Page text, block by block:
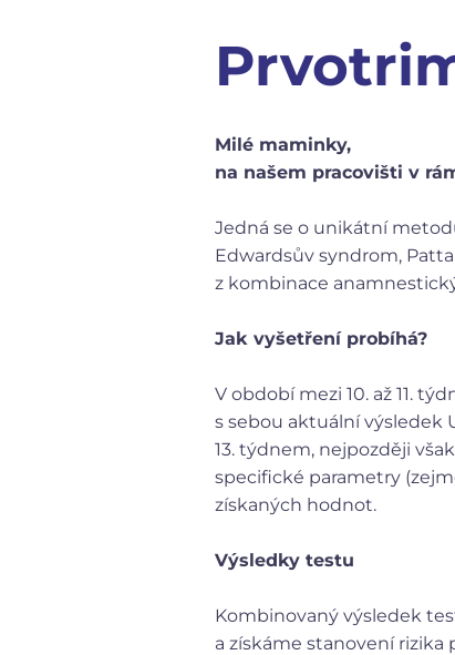
Milé maminky,
na našem pracovišti v
Jedná se o unikátní
Edwardsův syndrom,
z kombinace
Jak vyšetření probíhá?
V období mezi 10. až 11.
s sebou aktuální výsledek
13. týdnem, nejpozději
specifické parametry
získaných hodnot.
Výsledky testu
Kombinovaný výsledek
a získáme stanovení